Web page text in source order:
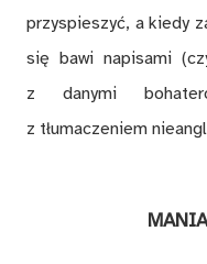
przyspieszyć, a kiedy
się bawi napisami
z danymi
z tłumaczeniem